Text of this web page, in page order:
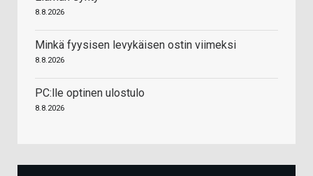
8.8.2026
Minkä fyysisen levykäisen ostin viimeksi
8.8.2026
PC:lle optinen ulostulo
8.8.2026